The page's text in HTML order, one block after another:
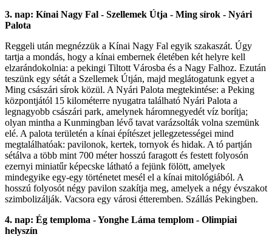
3. nap: Kínai Nagy Fal - Szellemek Útja - Ming sírok - Nyári
Palota
Reggeli után megnézzük a Kínai Nagy Fal egyik szakaszát. Úgy
tartja a mondás, hogy a kínai embernek életében két helyre kell
elzarándokolnia: a pekingi Tiltott Városba és a Nagy Falhoz. Ezután
teszünk egy sétát a Szellemek Útján, majd meglátogatunk egyet a
Ming császári sírok közül. A Nyári Palota megtekintése: a Peking
központjától 15 kilométerre nyugatra található Nyári Palota a
legnagyobb császári park, amelynek háromnegyedét víz borítja;
olyan mintha a Kunmingban lévő tavat varázsolták volna szemünk
elé. A palota területén a kínai építészet jellegzetességei mind
megtalálhatóak: pavilonok, kertek, tornyok és hidak. A tó partján
sétálva a több mint 700 méter hosszú faragott és festett folyosón
ezernyi miniatűr képecske látható a fejünk fölött, amelyek
mindegyike egy-egy történetet mesél el a kínai mitológiából. A
hosszú folyosót négy pavilon szakítja meg, amelyek a négy évszakot
szimbolizálják. Vacsora egy városi étteremben. Szállás Pekingben.
4. nap: Ég temploma - Yonghe Láma templom - Olimpiai
helyszín